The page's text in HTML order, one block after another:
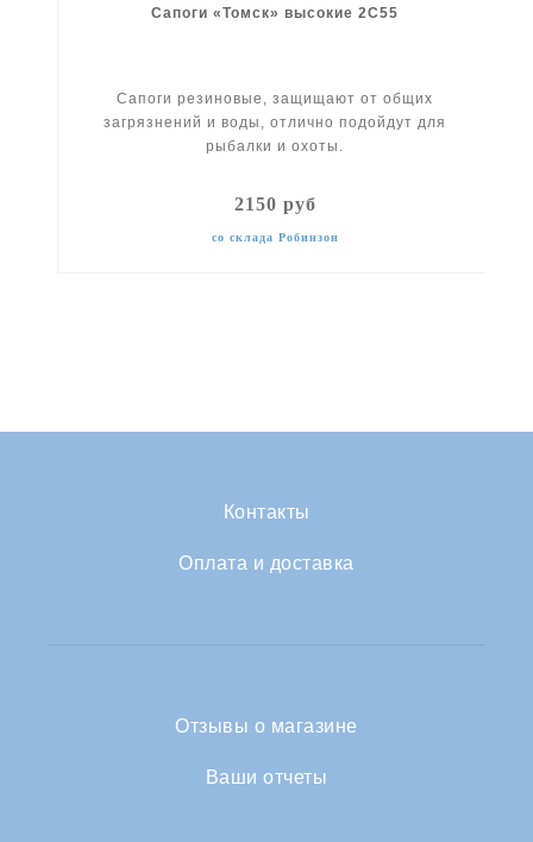
Сапоги «Томск» высокие 2С55
Сапоги резиновые, защищают от общих
загрязнений и воды, отлично подойдут для
рыбалки и охоты.
2150 руб
со склада Робинзон
Контакты
Оплата и доставка
Отзывы о магазине
Ваши отчеты